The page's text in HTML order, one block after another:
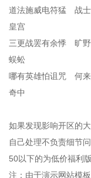
道法施威电符猛 战
皇宫
三更战罢有余悸 旷
蜈蚣
哪有英雄怕诅咒 何
奇中
如果发现影响开区的
自己处理不负责细节问
50以下的为低价福利
注：由于演示网站模